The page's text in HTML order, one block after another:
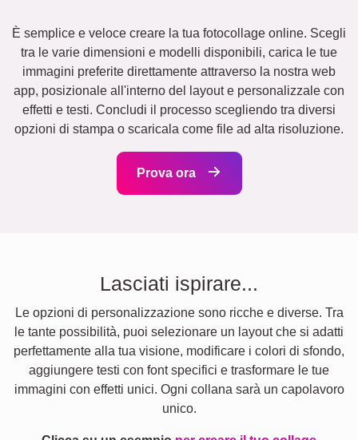
È semplice e veloce creare la tua fotocollage online. Scegli
tra le varie dimensioni e modelli disponibili, carica le tue
immagini preferite direttamente attraverso la nostra web
app, posizionale all'interno del layout e personalizzale con
effetti e testi. Concludi il processo scegliendo tra diversi
opzioni di stampa o scaricala come file ad alta risoluzione.
Prova ora
Lasciati ispirare...
Le opzioni di personalizzazione sono ricche e diverse. Tra
le tante possibilità, puoi selezionare un layout che si adatti
perfettamente alla tua visione, modificare i colori di sfondo,
aggiungere testi con font specifici e trasformare le tue
immagini con effetti unici. Ogni collana sarà un capolavoro
unico.